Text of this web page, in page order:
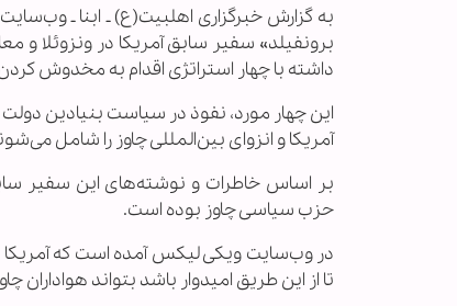
به گزارش خبرگزاری اهل‏بیت(ع) ـ ابنا ـ
برونفیلد» سفیر سابق آمریکا در ونزوئلا
داشته با چهار استراتژی اقدام به مخدوش
این چهار مورد، نفوذ در سیاست بنیادین دولت
آمریکا و انزوای بین‌المللی چاوز را شامل
بر اساس خاطرات و نوشته‌های این سفیر
حزب سیاسی چاوز بوده است.
در وب‌سایت ویکی لیکس آمده است که آمریکا
تا از این طریق امیدوار باشد بتواند هواداران